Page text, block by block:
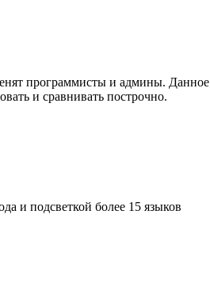
программисты и админы. Данное
и сравнивать построчно.
и подсветкой более 15 языков